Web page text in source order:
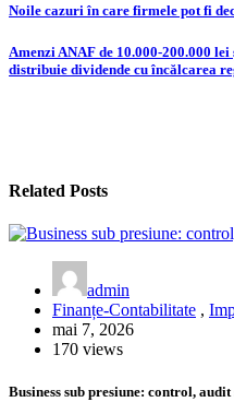
Navigare
în
articole
Noile cazuri în care firmele pot fi
Amenzi ANAF de 10.000-200.000
distribuie dividende cu încălcarea
Related Posts
admin
Finanțe-Contabilitate ,
mai 7, 2026
170 views
Business sub presiune: control,